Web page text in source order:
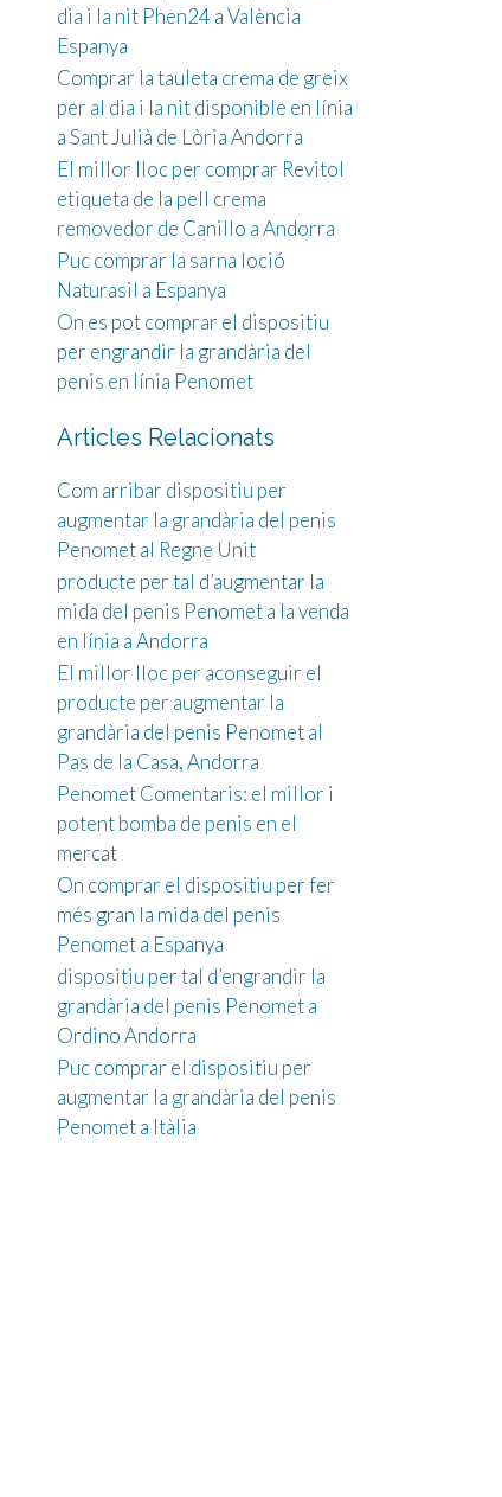
dia i la nit Phen24 a València
Espanya
Comprar la tauleta crema de greix
per al dia i la nit disponible en línia
a Sant Julià de Lòria Andorra
El millor lloc per comprar Revitol
etiqueta de la pell crema
removedor de Canillo a Andorra
Puc comprar la sarna loció
Naturasil a Espanya
On es pot comprar el dispositiu
per engrandir la grandària del
penis en línia Penomet
Articles Relacionats
Com arribar dispositiu per
augmentar la grandària del penis
Penomet al Regne Unit
producte per tal d’augmentar la
mida del penis Penomet a la venda
en línia a Andorra
El millor lloc per aconseguir el
producte per augmentar la
grandària del penis Penomet al
Pas de la Casa, Andorra
Penomet Comentaris: el millor i
potent bomba de penis en el
mercat
On comprar el dispositiu per fer
més gran la mida del penis
Penomet a Espanya
dispositiu per tal d’engrandir la
grandària del penis Penomet a
Ordino Andorra
Puc comprar el dispositiu per
augmentar la grandària del penis
Penomet a Itàlia